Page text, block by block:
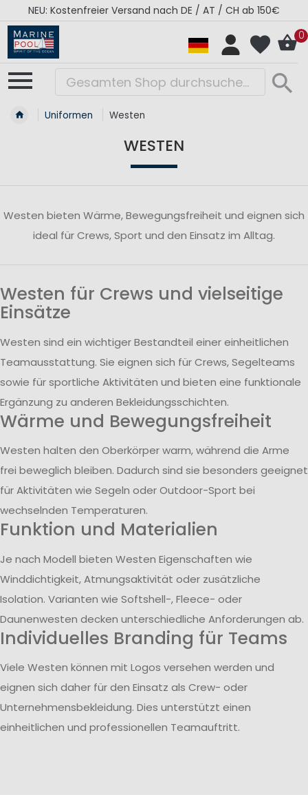
NEU: Kostenfreier Versand nach DE / AT / CH ab 150€
0
Uniformen Westen
WESTEN
Westen bieten Wärme, Bewegungsfreiheit und eignen sich
ideal für Crews, Sport und den Einsatz im Alltag.
Westen für Crews und vielseitige
Einsätze
Westen sind ein wichtiger Bestandteil einer einheitlichen
Teamausstattung. Sie eignen sich für Crews, Segelteams
sowie für sportliche Aktivitäten und bieten eine funktionale
Ergänzung zu anderen Bekleidungsschichten.
Wärme und Bewegungsfreiheit
Westen halten den Oberkörper warm, während die Arme
frei beweglich bleiben. Dadurch sind sie besonders geeignet
für Aktivitäten wie Segeln oder Outdoor-Sport bei
wechselnden Temperaturen.
Funktion und Materialien
Je nach Modell bieten Westen Eigenschaften wie
Winddichtigkeit, Atmungsaktivität oder zusätzliche
Isolation. Varianten wie Softshell-, Fleece- oder
Daunenwesten decken unterschiedliche Anforderungen ab.
Individuelles Branding für Teams
Viele Westen können mit Logos versehen werden und
eignen sich daher für den Einsatz als Crew- oder
Unternehmensbekleidung. Dies unterstützt einen
einheitlichen und professionellen Teamauftritt.